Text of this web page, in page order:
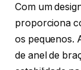
Com um
proporciona
os pequenos.
de anel de